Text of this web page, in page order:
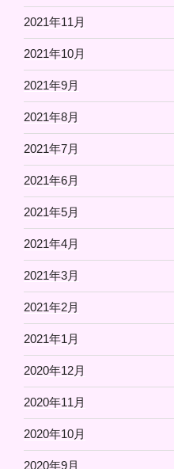
2021年11月
2021年10月
2021年9月
2021年8月
2021年7月
2021年6月
2021年5月
2021年4月
2021年3月
2021年2月
2021年1月
2020年12月
2020年11月
2020年10月
2020年9月